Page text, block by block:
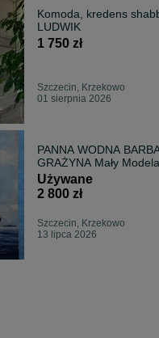
Komoda, kredens
LUDWIK
1 750 zł
Szczecin, Krzekowo
01 sierpnia 2026
PANNA WODNA
GRAŻYNA Mały
MM 6/63
Używane
2 800 zł
Szczecin, Krzekowo
13 lipca 2026